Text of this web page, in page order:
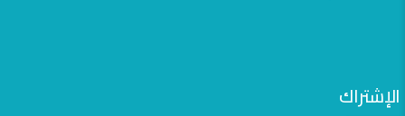
الإشتراك